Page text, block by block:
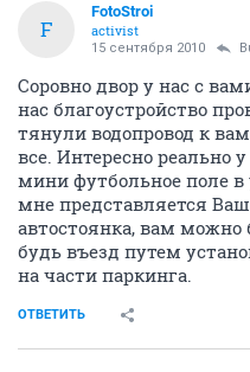
F
FotoStroi
activist
15 сентября 2010
Соровно двор у нас с
нас благоустройство
тянули водопровод к
все. Интересно реально
мини футбольное поле в
мне представляется
автостоянка, вам
будь въезд путем
на части паркинга.
ОТВЕТИТЬ